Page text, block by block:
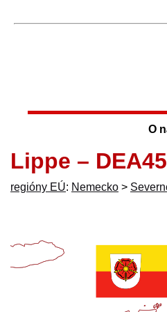
O
Lippe – DEA45
regióny EÚ: Nemecko >